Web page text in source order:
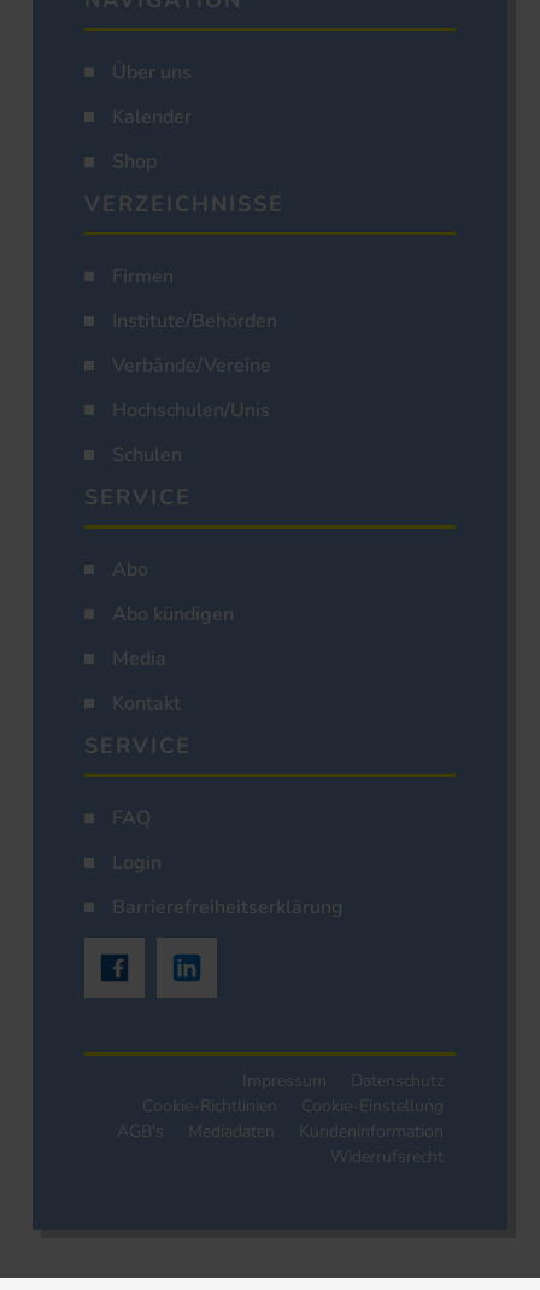
Über uns
Kalender
Shop
VERZEICHNISSE
Firmen
Institute/Behörden
Verbände/Vereine
Hochschulen/Unis
Schulen
SERVICE
Abo
Abo kündigen
Media
Kontakt
SERVICE
FAQ
Login
Barrierefreiheitserklärung
Impressum
Datenschutz
Cookie-Richtlinien
Cookie-Einstellung
AGB's
Mediadaten
Kundeninformation
Widerrufsrecht